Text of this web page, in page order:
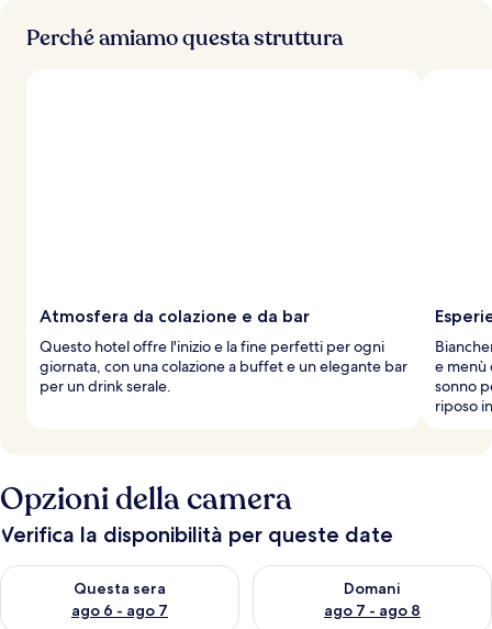
a
t
o
Perché amiamo questa struttura
Atmosfera da colazione e da bar
Questo hotel offre l'inizio e la fine perfetti per ogni
giornata, con una colazione a buffet e un elegante bar
per un drink serale.
e menù
sonno
riposo
Opzioni della camera
Verifica la disponibilità per queste date
Questa sera
ago 6 - ago 7
Verifica la disponibilità per questa sera, ago 6 - ago 7
Domani
ago 7 - ago 8
Verifica la disponibilità per